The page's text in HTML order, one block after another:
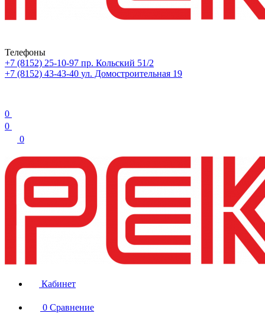
Телефоны
+7 (8152) 25-10-97 пр. Кольский 51/2
+7 (8152) 43-43-40 ул. Домостроительная 19
0
0
0
Кабинет
0 Сравнение